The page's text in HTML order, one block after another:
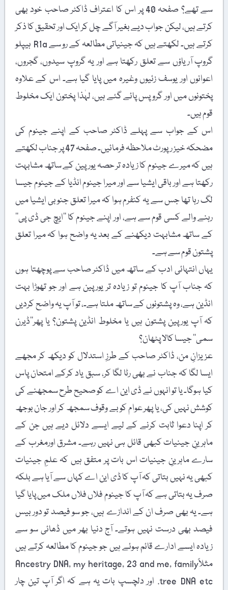
سے تھے؟ صفحہ 40 پر اس کا اعتراف ڈاکٹر صاحب خود بھی
کرتے ہیں، لیکن جواب دیے بغیر آگے چل کر ایک اور تحقیق کا ذکر
کرتے ہیں۔ لکھتے ہیں کہ جینیاتی مطالعہ کے رو سے R1a ہیپلو
گروپ آریاؤں سے تعلق رکھتا ہے اور یہ گروپ سیدوں، گجروں،
اعوانوں اور یوسف زئیوں وغیرہ میں پایا گیا ہے۔ اس کے علاوہ
پختونوں میں اور گروپس پائے گئے ہیں، لہٰذا پختون ایک مخلوط
قوم ہیں۔
اس کے جواب سے پہلے ڈاکٹر صاحب کے اپنے جینوم کی
مضحکہ خیز رپورٹ ملاحظہ فرمائیں۔ صفحہ 47 پر جناب لکھتے
ہیں کہ میرے جینوم کا زیادہ تر حصہ یورپین کے ساتھ مشابہت
رکھتا ہے اور باقی ایشیا سے اور میرا جینوم انڈیا کے جینوم جیسا
لگ رہا تھا جس سے یہ کنفرم ہوا کہ میرا تعلق جنوبی ایشیا میں
رہنے والے کسی قوم سے ہے، اور اپنے جینوم کا ’’ایچ جی ڈی پی‘‘
کے ساتھ مشابہت دیکھنے کے بعد یہ واضح ہوا کہ میرا تعلق
پشتون قوم سے ہے۔
یہاں انتہائی ادب کے ساتھ میں ڈاکٹر صاحب سے پوچھتا ہوں
کہ جناب آپ کا جینوم تو زیادہ تر یورپین ہے اور جو تھوڑا بہت
انڈین ہے، وہ پشتونوں کے ساتھ ملتا ہے۔، تو آپ یہ واضح کردیں
کہ آپ یورپین پشتون ہیں یا مخلوط انڈین پشتون؟ یا پھر’’ڈیرن
سمی‘‘ جیسا کالا پٹھان؟
عزیزانِ من، ڈاکٹر صاحب کے طرزِ استدلال کو دیکھ کر مجھے
ایسا لگا کہ جناب نے بھی رٹا لگا کر، سبق یاد کرکے امتحان پاس
کیا ہوگا۔ یا تو انہوں نے ڈی این اے کو صحیح طرح سمجھنے کی
کوشش نہیں کی، یا پھر عوام کو بے وقوف سمجھ کر اور جان بوجھ
کر اپنا دعوا ثابت کرنے کے لیے ایسے دلائل دیے ہیں جن کے
ماہرینِ جینیات کبھی قائل ہی نہیں رہے۔ مشرق اورمغرب کے
سارے ماہرینِ جینیات اس بات پر متفق ہیں کہ علمِ جینیات
کبھی یہ نہیں بتاتی کہ آپ کا ڈی این اے کہاں سے آیا ہے بلکہ
صرف یہ بتاتی ہے کہ آپ کا جینوم فلاں فلاں ملک میں پایا گیا
ہے۔ یہ بھی صرف ان کے اندازے ہیں، جو سو فیصد تو دور بیس
فیصد بھی درست نہیں ہوتے۔ آج دنیا بھر میں ڈھائی سو سے
زیادہ ایسے ادارے قائم ہوئے ہیں جو جینوم کا مطالعہ کرتے ہیں
مثلاًAncestry DNA, my heritage, 23 and me, family
tree DNA etc. اور دلچسپ بات یہ ہے کہ اگر آپ تین چار